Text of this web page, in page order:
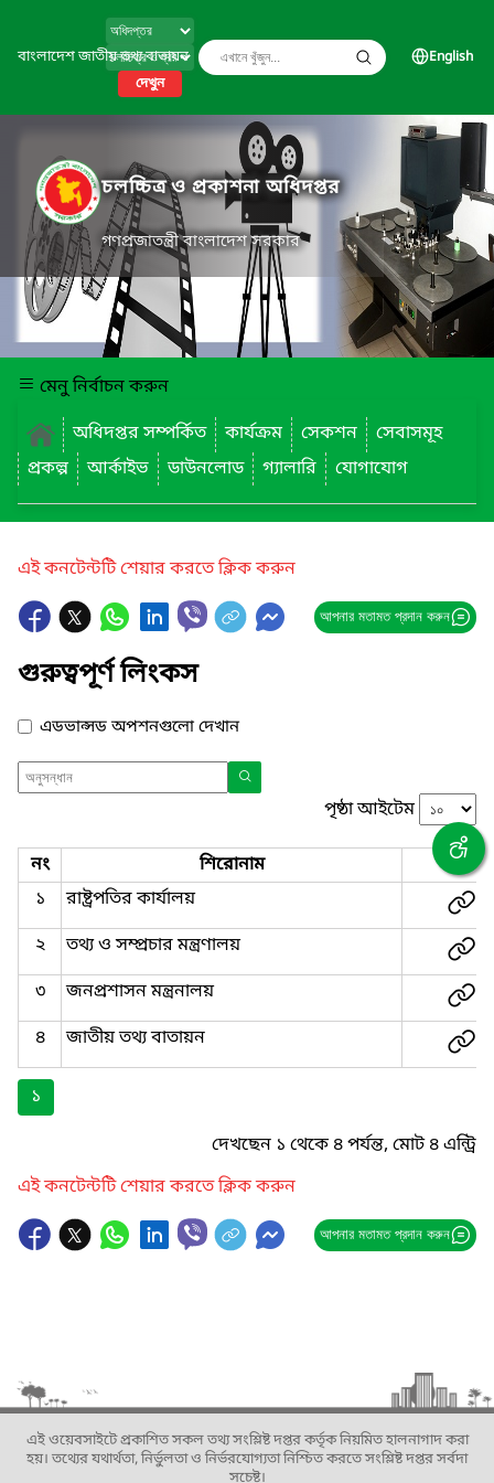
বাংলাদেশ জাতীয় তথ্য বাতায়ন
দেখুন
English
চলচ্চিত্র ও প্রকাশনা অধিদপ্তর
গণপ্রজাতন্ত্রী বাংলাদেশ সরকার
মেনু নির্বাচন করুন
অধিদপ্তর সম্পর্কিত
কার্যক্রম সেকশন
সেবাসমূহ
প্রকল্প
আর্কাইভ ডাউনলোড গ্যালারি যোগাযোগ
এই কনটেন্টটি শেয়ার করতে ক্লিক করুন
আপনার মতামত প্রদান করুন
গুরুত্বপূর্ণ লিংকস
এডভান্সড অপশনগুলো দেখান
পৃষ্ঠা আইটেম
নং শিরোনাম
লিংক
১
রাষ্ট্রপতির কার্যালয়
২
তথ্য ও সম্প্রচার মন্ত্রণালয়
৩
জনপ্রশাসন মন্ত্রনালয়
৪
জাতীয় তথ্য বাতায়ন
১
দেখছেন ১ থেকে ৪ পর্যন্ত, মোট ৪ এন্ট্রি
এই কনটেন্টটি শেয়ার করতে ক্লিক করুন
আপনার মতামত প্রদান করুন
এই ওয়েবসাইটে প্রকাশিত সকল তথ্য সংশ্লিষ্ট দপ্তর কর্তৃক নিয়মিত হালনাগাদ করা
হয়। তথ্যের যথার্থতা, নির্ভুলতা ও নির্ভরযোগ্যতা নিশ্চিত করতে সংশ্লিষ্ট দপ্তর সর্বদা
সচেষ্ট।